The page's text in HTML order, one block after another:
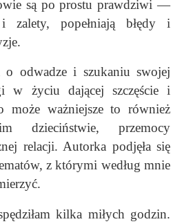
są po prostu prawdziwi —
popełniają błędy i
o odwadze i szukaniu swojej
w życiu dającej szczęście i
może ważniejsze to również
dzieciństwie, przemocy
relacji. Autorka podjęła się
z którymi według mnie
kilka miłych godzin.